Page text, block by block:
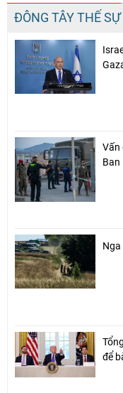
ĐÔNG TÂY THẾ SỰ
Vấn
Ban
Nga
để